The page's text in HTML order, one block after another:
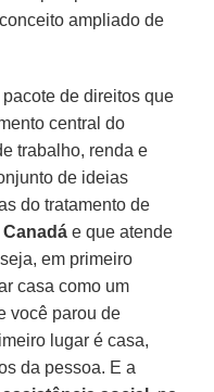
ampliado de
de direitos que
central do
trabalho, renda e
de ideias
do tratamento de
Canadá e que atende
em primeiro
casa como um
você parou de
lugar é casa,
da pessoa. E a